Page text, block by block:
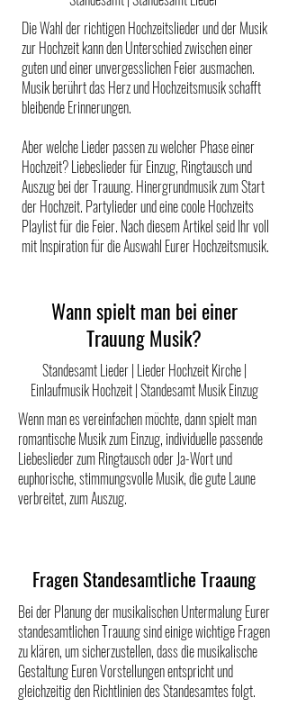
Die Wahl der richtigen Hochzeitslieder und der Musik
zur Hochzeit kann den Unterschied zwischen einer
guten und einer unvergesslichen Feier ausmachen.
Musik berührt das Herz und Hochzeitsmusik schafft
bleibende Erinnerungen.
Aber welche Lieder passen zu welcher Phase einer
Hochzeit? Liebeslieder für Einzug, Ringtausch und
Auszug bei der Trauung. Hinergrundmusik zum Start
der Hochzeit. Partylieder und eine coole Hochzeits
Playlist für die Feier. Nach diesem Artikel seid Ihr voll
mit Inspiration für die Auswahl Eurer Hochzeitsmusik.
Wann spielt man bei einer
Trauung Musik?
Standesamt Lieder | Lieder Hochzeit Kirche |
Einlaufmusik Hochzeit | Standesamt Musik Einzug
Wenn man es vereinfachen möchte, dann spielt man
romantische Musik zum Einzug, individuelle passende
Liebeslieder zum Ringtausch oder Ja-Wort und
euphorische, stimmungsvolle Musik, die gute Laune
verbreitet, zum Auszug.
Fragen Standesamtliche Traaung
Bei der Planung der musikalischen Untermalung Eurer
standesamtlichen Trauung sind einige wichtige Fragen
zu klären, um sicherzustellen, dass die musikalische
Gestaltung Euren Vorstellungen entspricht und
gleichzeitig den Richtlinien des Standesamtes folgt.